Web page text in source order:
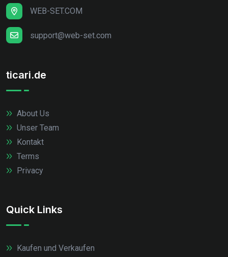
WEB-SET.COM
support@web-set.com
ticari.de
About Us
Unser Team
Kontakt
Terms
Privacy
Quick Links
Kaufen und Verkaufen